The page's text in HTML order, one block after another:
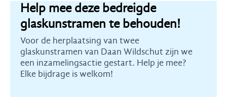
Help mee deze bedreigde
glaskunstramen te behouden!
Voor de herplaatsing van twee
glaskunstramen van Daan Wildschut zijn we
een inzamelingsactie gestart. Help je mee?
Elke bijdrage is welkom!